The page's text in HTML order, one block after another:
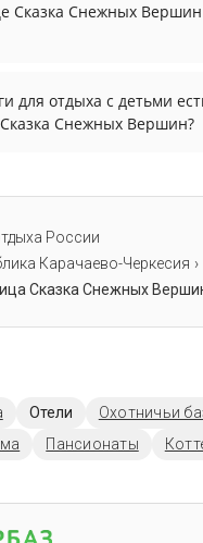
Сказка Снежных Вершин
уточните информацию
у менеджера,
отдельно.
для отдыха с детьми
Снежных Вершин?
России
Карачаево-Черкесия
Сказка Снежных
Отели
Охотничьи
Пансионаты